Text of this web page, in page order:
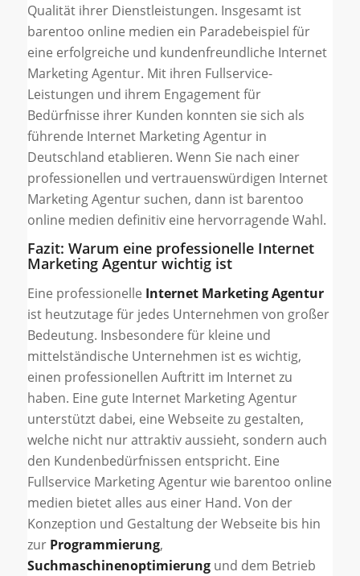
Qualität ihrer Dienstleistungen. Insgesamt ist
barentoo online medien ein Paradebeispiel für
eine erfolgreiche und kundenfreundliche Internet
Marketing Agentur. Mit ihren Fullservice-
Leistungen und ihrem Engagement für
Bedürfnisse ihrer Kunden konnten sie sich als
führende Internet Marketing Agentur in
Deutschland etablieren. Wenn Sie nach einer
professionellen und vertrauenswürdigen Internet
Marketing Agentur suchen, dann ist barentoo
online medien definitiv eine hervorragende Wahl.
Fazit: Warum eine professionelle Internet
Marketing Agentur wichtig ist
Eine professionelle Internet Marketing Agentur
ist heutzutage für jedes Unternehmen von großer
Bedeutung. Insbesondere für kleine und
mittelständische Unternehmen ist es wichtig,
einen professionellen Auftritt im Internet zu
haben. Eine gute Internet Marketing Agentur
unterstützt dabei, eine Webseite zu gestalten,
welche nicht nur attraktiv aussieht, sondern auch
den Kundenbedürfnissen entspricht. Eine
Fullservice Marketing Agentur wie barentoo online
medien bietet alles aus einer Hand. Von der
Konzeption und Gestaltung der Webseite bis hin
zur Programmierung,
Suchmaschinenoptimierungund dem Betrieb